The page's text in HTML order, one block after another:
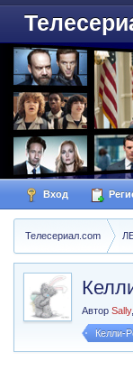
Вход
Телесериал.com
АвторSally
Келли-